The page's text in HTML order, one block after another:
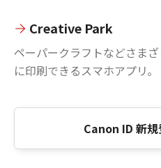
Creative Park
ペーパークラフトなどさま
に印刷できるスマホアプリ。
Canon ID 新